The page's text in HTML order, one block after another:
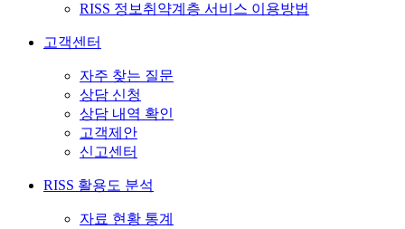
RISS 정보취약계층 서비스 이용방법
고객센터
자주 찾는 질문
상담 신청
상담 내역 확인
고객제안
신고센터
RISS 활용도 분석
자료 현황 통계